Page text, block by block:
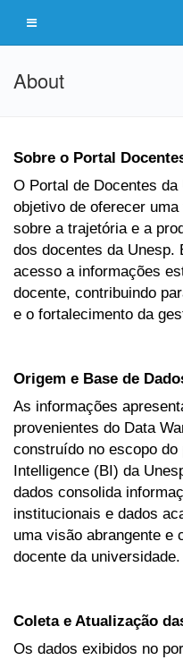
About
Sobre o Portal
O Portal de Docentes
objetivo de oferecer
sobre a trajetória e a
dos docentes da Unesp.
acesso a informações
docente, contribuindo
e o fortalecimento da
Origem e Base de
As informações
provenientes do Data
construído no escopo
Intelligence (BI) da
dados consolida
institucionais e dados
uma visão abrangente e
docente da universidade.
Coleta e Atualização
Os dados exibidos no